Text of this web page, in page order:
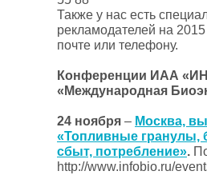
Также у нас есть
рекламодателей на
почте или телефону.
Конференции ИАА
«Международная
24 ноября – Москва,
«Топливные гранулы,
сбыт, потребление».
http://www.infobio.ru/